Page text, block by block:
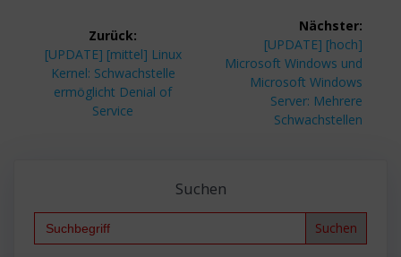
Zurück:
Vorheriger
Beitrag:
[UPDATE] [mittel] Linux
Kernel: Schwachstelle
ermöglicht Denial of
Service
Nächster:
Nächster
Beitrag:
[UPDATE] [hoch]
Microsoft Windows und
Microsoft Windows
Server: Mehrere
Schwachstellen
Suchen
Search